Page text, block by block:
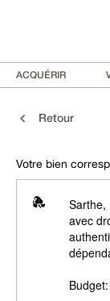
ACQUÉRIR
Retour
Votre bien
Sarthe,
avec